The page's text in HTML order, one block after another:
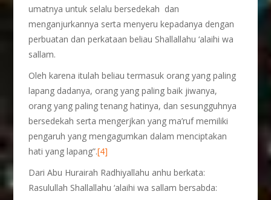
umatnya untuk selalu bersedekah dan
menganjurkannya serta menyeru kepadanya dengan
perbuatan dan perkataan beliau Shallallahu ‘alaihi wa
sallam.
Oleh karena itulah beliau termasuk orang yang paling
lapang dadanya, orang yang paling baik jiwanya,
orang yang paling tenang hatinya, dan sesungguhnya
bersedekah serta mengerjkan yang ma’ruf memiliki
pengaruh yang mengagumkan dalam menciptakan
hati yang lapang”.[4]
Dari Abu Hurairah Radhiyallahu anhu berkata:
Rasulullah Shallallahu ‘alaihi wa sallam bersabda: